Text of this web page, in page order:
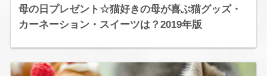
母の日プレゼント☆猫好きの母が喜ぶ猫グッズ・
カーネーション・スイーツは？2019年版